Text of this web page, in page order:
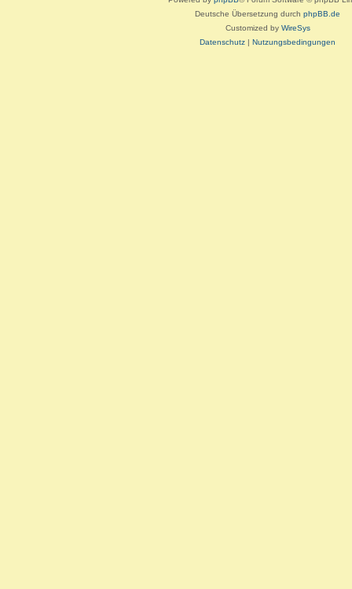
Deutsche Übersetzung durch phpBB.de
Customized by WireSys
Datenschutz | Nutzungsbedingungen